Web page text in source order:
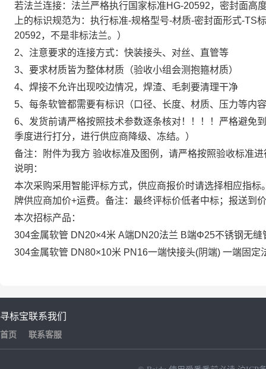
若法兰连接：法兰严格执行国家标准HG-20592，密封面高
上的标识规范为：执行标准-规格型号-材质-密封面形式-
20592，不是非标法兰。）
2、注意要求的连接方式：快装接头、对丝、直管等
3、要求材质皆为整体材质（验收小组会测抱箍材质）
4、焊接不允许出现咬边情况，焊渣、毛刺要清理干净
5、每条软管都需要有标识（口径、长度、材质、压力等内
6、发货前请严格按照技术参数逐条核对！！！！严格避免
季度进行打分，进行供应商降级、冻结。）
备注：附件为我方 验收标准及图例，请严格按照验收标准
说明：
本次采购采用智能评标方式，供应商报价时请选择相应指
牌供应商加价+运费。备注：最终评标价低者中标；报送到
本次招标产品：
304金属软管 DN20×4米 A端DN20法兰 B端Φ25不锈钢无
304金属软管 DN80×10米 PN16一端快接头(阴端) 一端固定
寻标宝
首页
联系我们
联系客服